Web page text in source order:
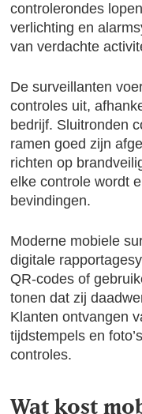
controlerondes
verlichting en
van verdachte
De surveillanten
controles uit,
bedrijf. Sluitronden
ramen goed zijn
richten op
elke controle wordt
bevindingen.
Moderne mobiele
digitale
QR-codes of
tonen dat zij
Klanten ontvangen
tijdstempels en
controles.
Wat kost